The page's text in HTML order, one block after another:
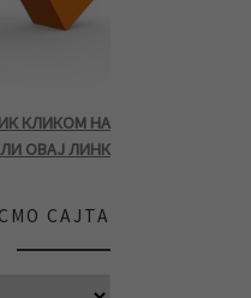
КЛИКОМ НА
ОВАЈ ЛИНК
САЈТА